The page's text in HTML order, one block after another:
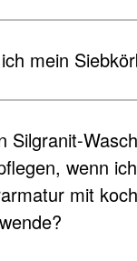
mein
Silgranit-
wenn
mit